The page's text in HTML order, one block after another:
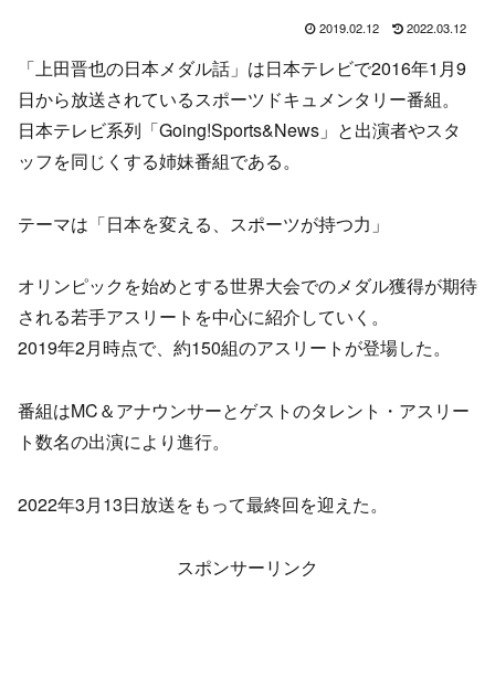
2019.02.12 2022.03.12
「上田晋也の日本メダル話」は日本テレビで2016年1月9
日から放送されているスポーツドキュメンタリー番組。
日本テレビ系列「Going!Sports&News」と出演者やスタ
ッフを同じくする姉妹番組である。
テーマは「日本を変える、スポーツが持つ力」
オリンピックを始めとする世界大会でのメダル獲得が期待
される若手アスリートを中心に紹介していく。
2019年2月時点で、約150組のアスリートが登場した。
番組はMC＆アナウンサーとゲストのタレント・アスリー
ト数名の出演により進行。
2022年3月13日放送をもって最終回を迎えた。
スポンサーリンク